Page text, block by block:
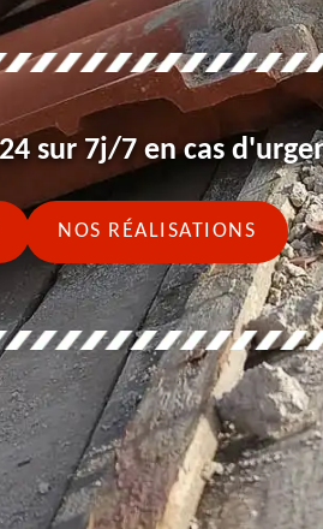
sur 7j/7 en cas
NOS RÉALISATIONS